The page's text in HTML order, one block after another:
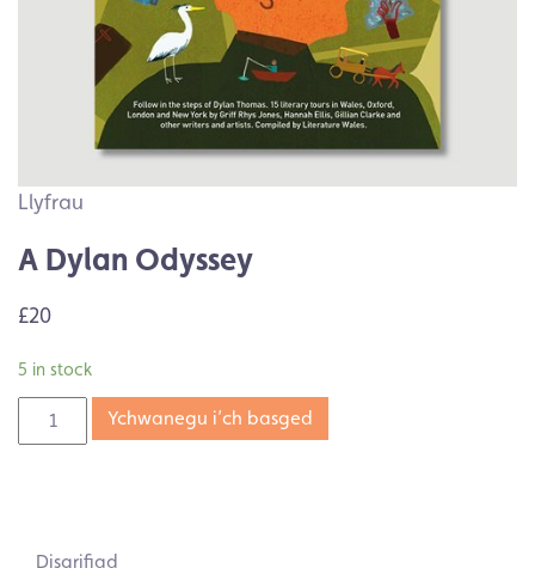
Llyfrau
A Dylan Odyssey
£20
5 in stock
Ychwanegu i’ch basged
Disgrifiad